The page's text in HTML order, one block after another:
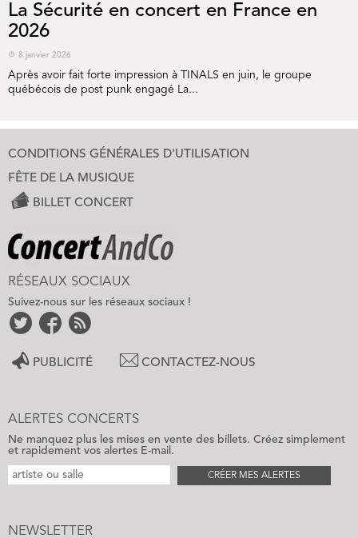
La Sécurité en concert en France en
2026
8 janvier 2026
Après avoir fait forte impression à TINALS en juin, le groupe
québécois de post punk engagé La...
CONDITIONS GÉNÉRALES D'UTILISATION
FÊTE DE LA MUSIQUE
BILLET CONCERT
RÉSEAUX SOCIAUX
Suivez-nous sur les réseaux sociaux !
PUBLICITÉ CONTACTEZ-NOUS
ALERTES CONCERTS
Ne manquez plus les mises en vente des billets. Créez simplement
et rapidement vos alertes E-mail.
CRÉER MES ALERTES
NEWSLETTER